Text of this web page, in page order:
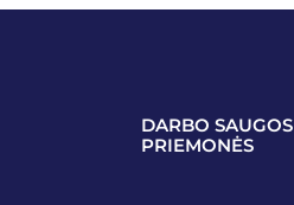
DARBO SAUGOS
PRIEMONĖS